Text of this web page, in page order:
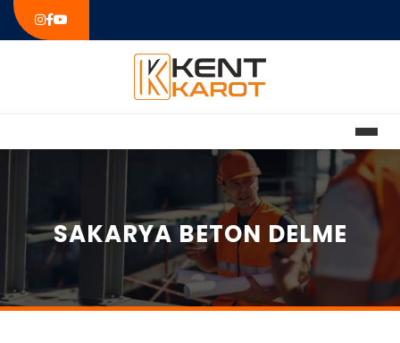
SAKARYA BETON DELME